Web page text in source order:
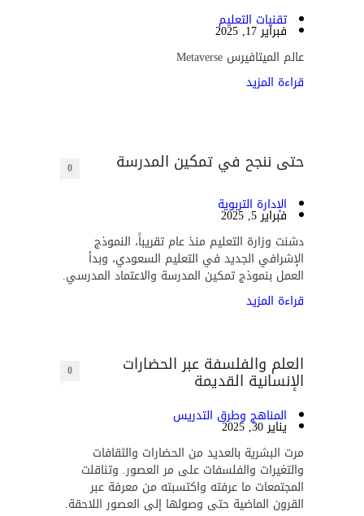
تقنيات التعليم
فبراير 17, 2025
عالم الميتافيرس Metaverse
قراءة المزيد
حتى ننجح في تمكين المدرسة 0
الإدارة التربوية
فبراير 5, 2025
دشنت وزارة التعليم منذ عام تقريباً، النموذج
الإشرافي الجديد في التعليم السعودي، وبدأ
العمل بنموذج تمكين المدرسة والاعتماد المدرسي.
قراءة المزيد
العلم والفلسفة عبر الحضارات
الإنسانية القديمة 0
المناهج وطرق التدريس
يناير 30, 2025
مرت البشرية بالعديد من الحضارات والثقافات
والتغيرات والفلسفات على مر العصور. وتناقلت
المجتمعات ما عرفته واكتسبته من معرفة عبر
القرون الماضية حتى وصولها إلى العصور اللاحقة.